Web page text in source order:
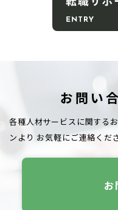
お問い
各種人材サービスに関する
ンより お気軽にご連絡くだ
お